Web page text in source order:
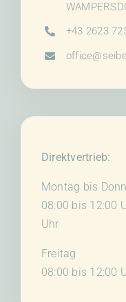
+43 2623
Direktvertrieb:
Montag bis
08:00 bis 12:00
Uhr
Freitag
08:00 bis 12:00